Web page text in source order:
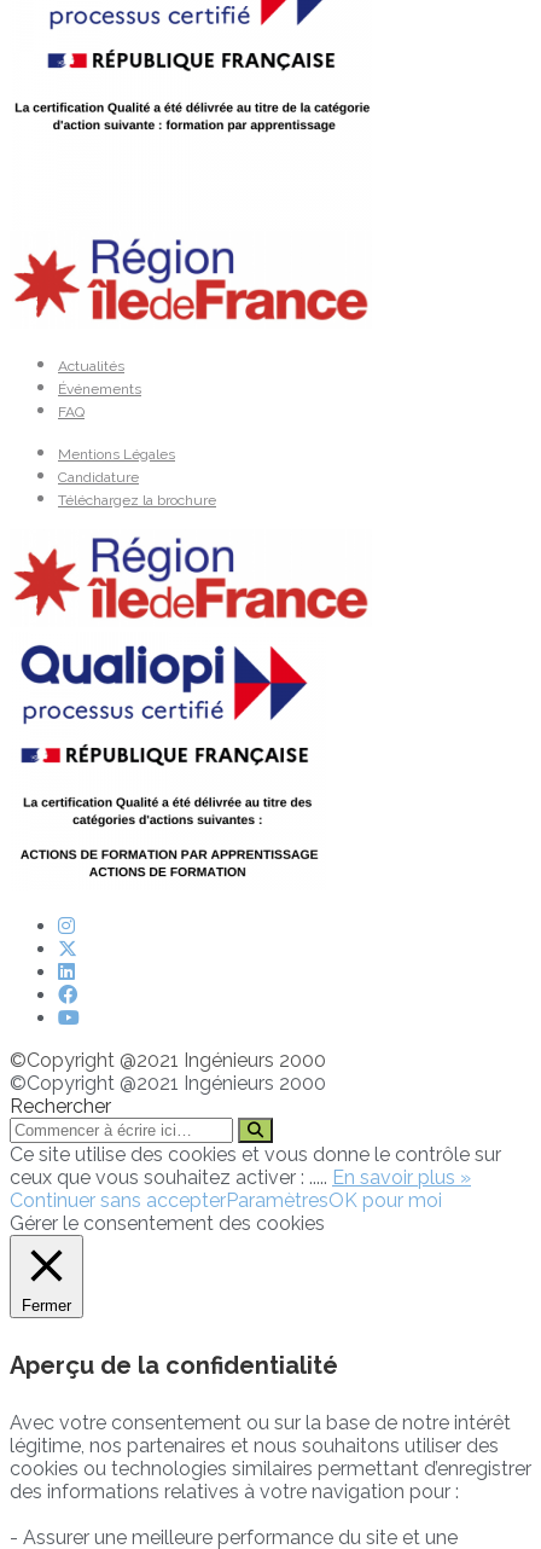
Actualités
Événements
FAQ
Mentions Légales
Candidature
Téléchargez la brochure
©Copyright @2021 Ingénieurs 2000
©Copyright @2021 Ingénieurs 2000
Rechercher
Ce site utilise des cookies et vous donne le contrôle sur
ceux que vous souhaitez activer : ..... En savoir plus »
Continuer sans accepterParamètresOK pour moi
Gérer le consentement des cookies
Fermer
Aperçu de la confidentialité
Avec votre consentement ou sur la base de notre intérêt
légitime, nos partenaires et nous souhaitons utiliser des
cookies ou technologies similaires permettant d’enregistrer
des informations relatives à votre navigation pour :
- Assurer une meilleure performance du site et une